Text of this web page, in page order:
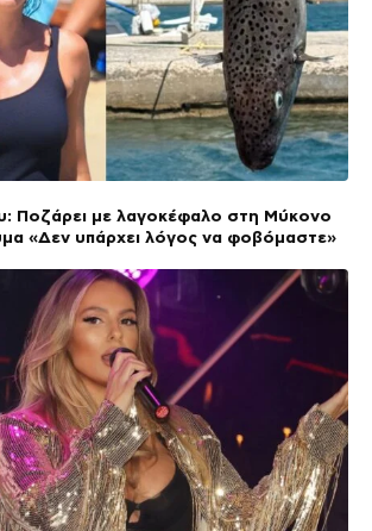
Ποζάρει με λαγοκέφαλο στη Μύκονο
«Δεν υπάρχει λόγος να φοβόμαστε»